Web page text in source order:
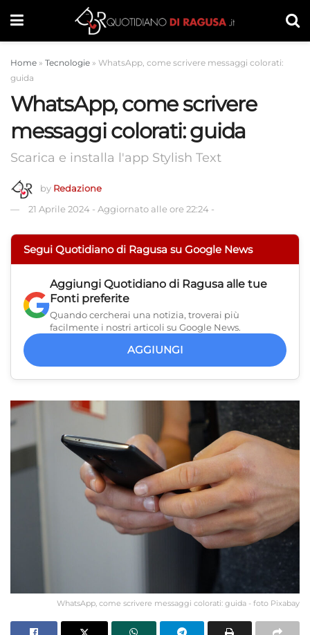
Home » Tecnologie » WhatsApp, come scrivere messaggi colorati:
guida
WhatsApp, come scrivere
messaggi colorati: guida
Scarica e installa l'app Stylish Text
by Redazione
21 Aprile 2024 - Aggiornato alle ore 22:24 -
Segui Quotidiano di Ragusa su Google News
Aggiungi Quotidiano di Ragusa alle tue
Fonti preferite
Quando cercherai una notizia, troverai più
facilmente i nostri articoli su Google News.
AGGIUNGI
WhatsApp, come scrivere messaggi colorati: guida - foto Pixabay